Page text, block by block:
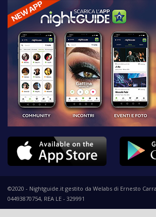
©2020 - Nightguide.it gestito da Welabs di Ernesto
04493870754, REA LE - 329991